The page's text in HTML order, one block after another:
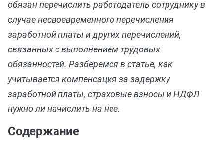
обязан перечислить работодатель сотруднику в
случае несвоевременного перечисления
заработной платы и других перечислений,
связанных с выполнением трудовых
обязанностей. Разберемся в статье, как
учитывается компенсация за задержку
заработной платы, страховые взносы и НДФЛ
нужно ли начислить на нее.
Содержание